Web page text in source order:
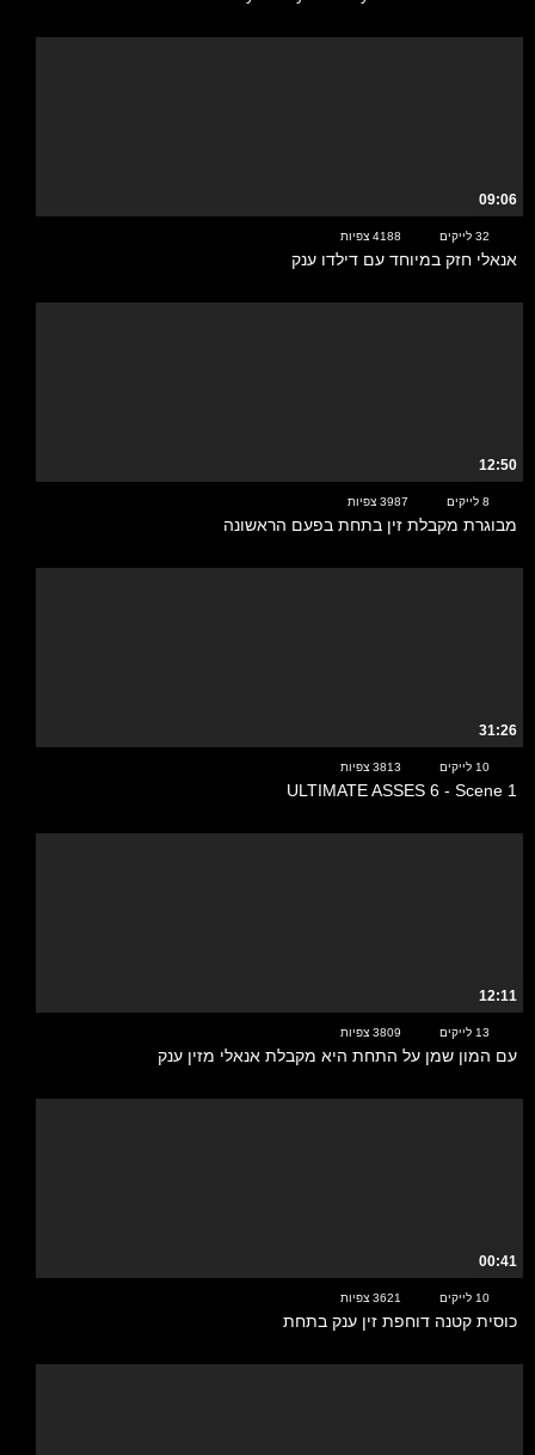
09:06
32 לייקים 4188 צפיות
אנאלי חזק במיוחד עם דילדו ענק
12:50
8 לייקים 3987 צפיות
מבוגרת מקבלת זין בתחת בפעם הראשונה
31:26
10 לייקים 3813 צפיות
ULTIMATE ASSES 6 - Scene 1
12:11
13 לייקים 3809 צפיות
עם המון שמן על התחת היא מקבלת אנאלי מזין ענק
00:41
10 לייקים 3621 צפיות
כוסית קטנה דוחפת זין ענק בתחת